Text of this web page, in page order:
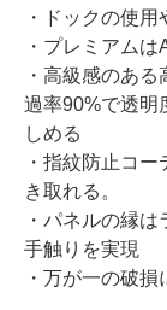
・ドックの使
・プレミアム
・高級感のあ
過率90%で透明
しめる
・指紋防止コ
き取れる。
・パネルの縁
手触りを実現
・万が一の破